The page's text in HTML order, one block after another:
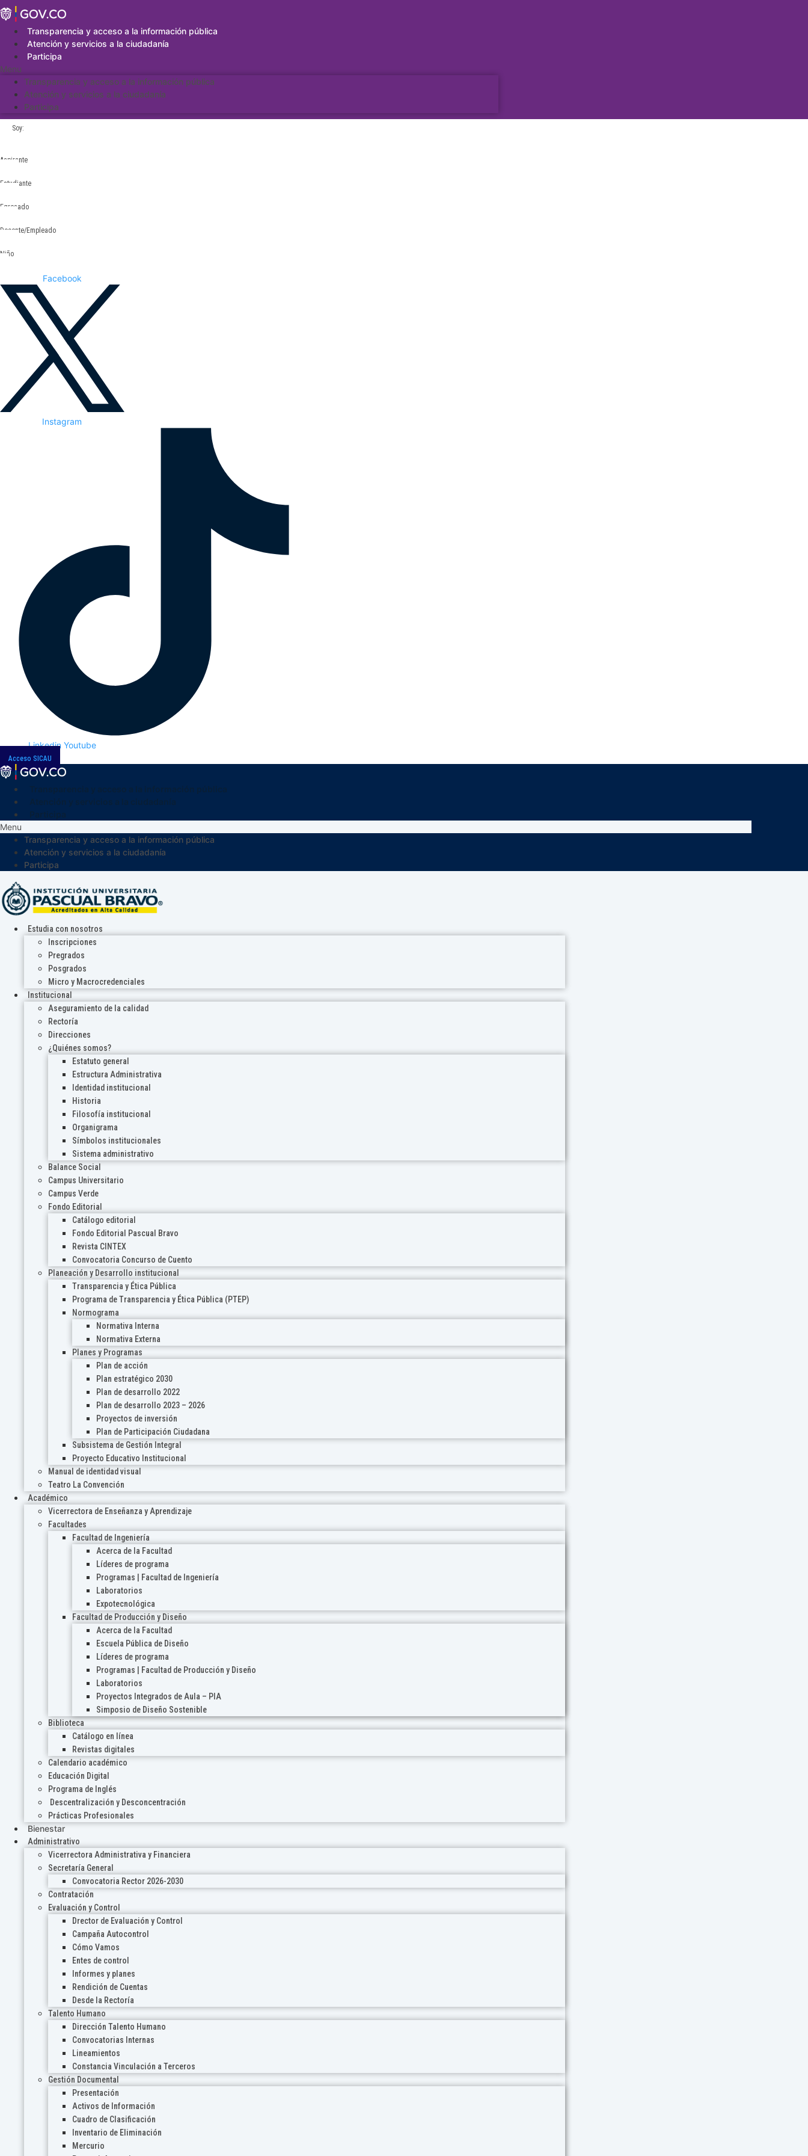
Saltar
al
contenidoTransparencia y acceso a la información pública
Atención y servicios a la ciudadanía
Participa
Menu
Transparencia y acceso a la información pública
Atención y servicios a la ciudadanía
Participa
Soy:
Aspirante
Estudiante
Egresado
Docente/Empleado
Niño
Facebook
Instagram
Linkedin Youtube
Acceso SICAU
Menu
Transparencia y acceso a la información pública
Atención y servicios a la ciudadanía
Participa
Estudia con nosotros
Inscripciones
Pregrados
Posgrados
Micro y Macrocredenciales
Institucional
Aseguramiento de la calidad
Rectoría
Direcciones
¿Quiénes somos?
Estatuto general
Estructura Administrativa
Identidad institucional
Historia
Filosofía institucional
Organigrama
Símbolos institucionales
Sistema administrativo
Balance Social
Campus Universitario
Campus Verde
Fondo Editorial
Catálogo editorial
Fondo Editorial Pascual Bravo
Revista CINTEX
Convocatoria Concurso de Cuento
Planeación y Desarrollo institucional
Transparencia y Ética Pública
Programa de Transparencia y Ética Pública (PTEP)
Normograma
Normativa Interna
Normativa Externa
Planes y Programas
Plan de acción
Plan estratégico 2030
Plan de desarrollo 2022
Plan de desarrollo 2023 – 2026
Proyectos de inversión
Plan de Participación Ciudadana
Subsistema de Gestión Integral
Proyecto Educativo Institucional
Manual de identidad visual
Teatro La Convención
Académico
Vicerrectora de Enseñanza y Aprendizaje
Facultades
Facultad de Ingeniería
Acerca de la Facultad
Líderes de programa
Programas | Facultad de Ingeniería
Laboratorios
Expotecnológica
Facultad de Producción y Diseño
Acerca de la Facultad
Escuela Pública de Diseño
Líderes de programa
Programas | Facultad de Producción y Diseño
Laboratorios
Proyectos Integrados de Aula – PIA
Simposio de Diseño Sostenible
Biblioteca
Catálogo en línea
Revistas digitales
Calendario académico
Educación Digital
Programa de Inglés
Descentralización y Desconcentración
Prácticas Profesionales
Bienestar
Administrativo
Vicerrectora Administrativa y Financiera
Secretaría General
Convocatoria Rector 2026-2030
Contratación
Evaluación y Control
Drector de Evaluación y Control
Campaña Autocontrol
Cómo Vamos
Entes de control
Informes y planes
Rendición de Cuentas
Desde la Rectoría
Talento Humano
Dirección Talento Humano
Convocatorias Internas
Lineamientos
Constancia Vinculación a Terceros
Gestión Documental
Presentación
Activos de Información
Cuadro de Clasificación
Inventario de Eliminación
Mercurio